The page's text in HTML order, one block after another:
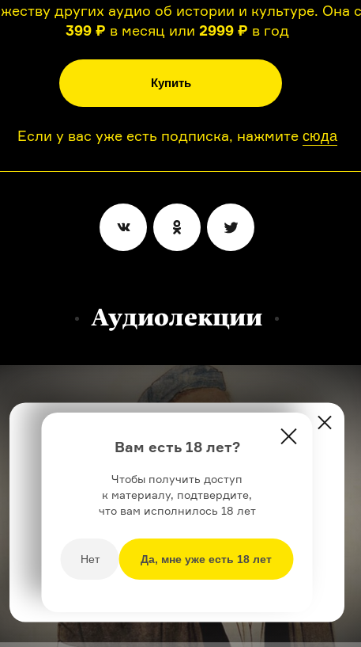
других аудио об истории и культуре. Она
399 ₽ в месяц или 2999 ₽ в год
Купить
Если у вас уже есть подписка, нажмите сюда
Аудиолекции
Это аудио доступно только по подписке.
и дает доступко всемлекциям, подкастам
и другим аудио Arzamas
Купить
Если у вас уже есть подписка, нажмитесюда
Вам есть 18 лет?
Чтобы получить доступ
к материалу, подтвердите,
что вам исполнилось 18 лет
Нет Да, мне уже есть 18 лет